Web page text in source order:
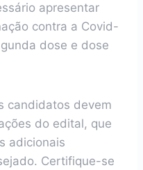
apresentar
contra a Covid-
dose e dose
candidatos devem
do edital, que
adicionais
Certifique-se